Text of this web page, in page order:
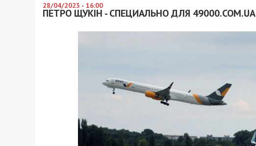
28/04/2023 - 16:00
ПЕТРО ЩУКІН - СПЕЦИАЛЬНО ДЛЯ 49000.COM.UA